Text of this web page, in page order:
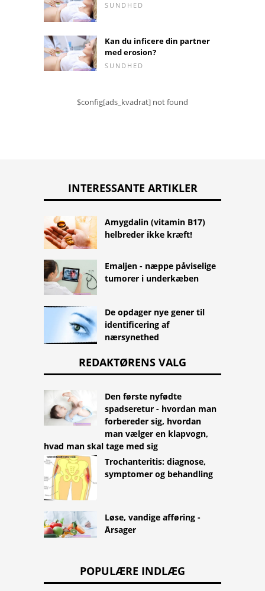
SUNDHED
Kan du inficere din partner
med erosion?
SUNDHED
$config[ads_kvadrat] not found
INTERESSANTE ARTIKLER
Amygdalin (vitamin B17)
helbreder ikke kræft!
Emaljen - næppe påviselige
tumorer i underkæben
De opdager nye gener til
identificering af
nærsynethed
REDAKTØRENS VALG
Den første nyfødte
spadseretur - hvordan man
forbereder sig, hvordan
man vælger en klapvogn,
hvad man skal tage med sig
Trochanteritis: diagnose,
symptomer og behandling
Løse, vandige afføring -
Årsager
POPULÆRE INDLÆG